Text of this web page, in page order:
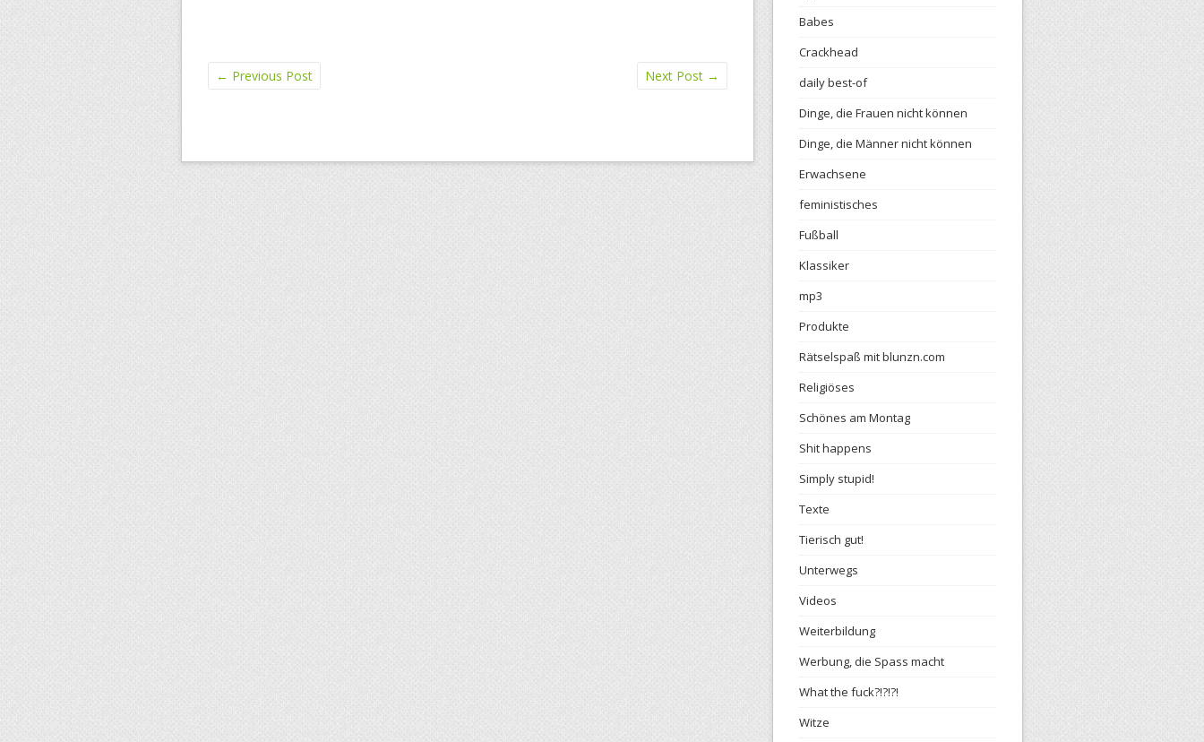
← Previous Post Next Post →
Babes
Crackhead
daily best-of
Dinge, die Frauen nicht können
Dinge, die Männer nicht können
Erwachsene
feministisches
Fußball
Klassiker
mp3
Produkte
Rätselspaß mit blunzn.com
Religiöses
Schönes am Montag
Shit happens
Simply stupid!
Texte
Tierisch gut!
Unterwegs
Videos
Weiterbildung
Werbung, die Spass macht
What the fuck?!?!?!
Witze